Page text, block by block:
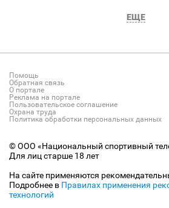
ЕЩЕ
Помощь
Обратная связь
О портале
Реклама на портале
Пользовательское соглашение
Охрана труда
Политика обработки персональных данных
© ООО «Национальный спортивный
Для лиц старше 18 лет
На сайте применяются
Подробнее в Правилах применения
технологий